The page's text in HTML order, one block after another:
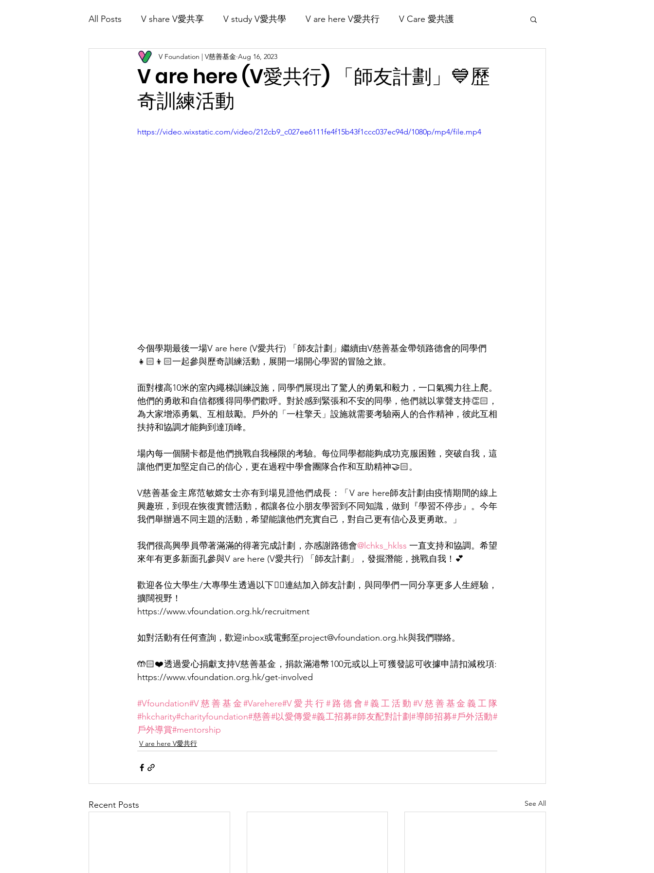
About Us 關於我們 Our Projects 核心項目 Recruitment 義工招募 Get Involved 立即行動
All Posts V share V愛共享 V study V愛共學 V are here V愛共行 V Care 愛共護
V Play 愛共樂
V are here (V愛共行) 「師友計劃」💙歷
奇訓練活動
V Foundation | V慈善基金 Aug 16, 2023
https://video.wixstatic.com/video/212cb9_c027ee6111fe4f15b43f1ccc037ec94d/1080p/mp4/file.mp4
今個學期最後一場V are here (V愛共行) 「師友計劃」繼續由V慈善基金帶領路德會的同學們
👧🏻👦🏻一起參與歷奇訓練活動，展開一場開心學習的冒險之旅。
面對樓高10米的室內繩梯訓練設施，同學們展現出了驚人的勇氣和毅力，一口氣獨力往上爬。
他們的勇敢和自信都獲得同學們歡呼。對於感到緊張和不安的同學，他們就以掌聲支持👏🏻，
為大家增添勇氣、互相鼓勵。戶外的「一柱擎天」設施就需要考驗兩人的合作精神，彼此互相
扶持和協調才能夠到達頂峰。
場內每一個關卡都是他們挑戰自我極限的考驗。每位同學都能夠成功克服困難，突破自我，這
讓他們更加堅定自己的信心，更在過程中學會團隊合作和互助精神🤝🏻。
V慈善基金主席范敏嫦女士亦有到場見證他們成長：「V are here師友計劃由疫情期間的線上
興趣班，到現在恢復實體活動，都讓各位小朋友學習到不同知識，做到『學習不停步』。今年
我們舉辦過不同主題的活動，希望能讓他們充實自己，對自己更有信心及更勇敢。」
我們很高興學員帶著滿滿的得著完成計劃，亦感謝路德會@lchks_hklss 一直支持和協調。希望
來年有更多新面孔參與V are here (V愛共行) 「師友計劃」，發掘潛能，挑戰自我！💕
歡迎各位大學生/大專學生透過以下👇🏻連結加入師友計劃，與同學們一同分享更多人生經驗，
擴闊視野！
https://www.vfoundation.org.hk/recruitment
如對活動有任何查詢，歡迎inbox或電郵至project@vfoundation.org.hk與我們聯絡。
🤲🏻❤️透過愛心捐獻支持V慈善基金，捐款滿港幣100元或以上可獲發認可收據申請扣減稅項:
https://www.vfoundation.org.hk/get-involved
#Vfoundation#V慈善基金#Varehere#V愛共行#路德會#義工活動 #V慈善基金義工隊
#hkcharity#charityfoundation#慈善#以愛傳愛#義工招募#師友配對計劃#導師招募#戶外活動#
戶外導賞#mentorship
V are here V愛共行
Recent Posts See All